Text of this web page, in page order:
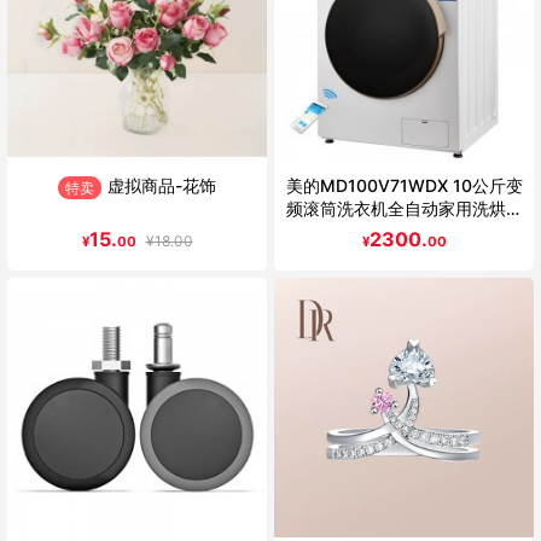
特卖 虚拟商品-花饰
¥15.00 ¥18.00
美的MD100V71WDX 10公斤变
频滚筒洗衣机全自动家用洗烘一
体
¥2300.00